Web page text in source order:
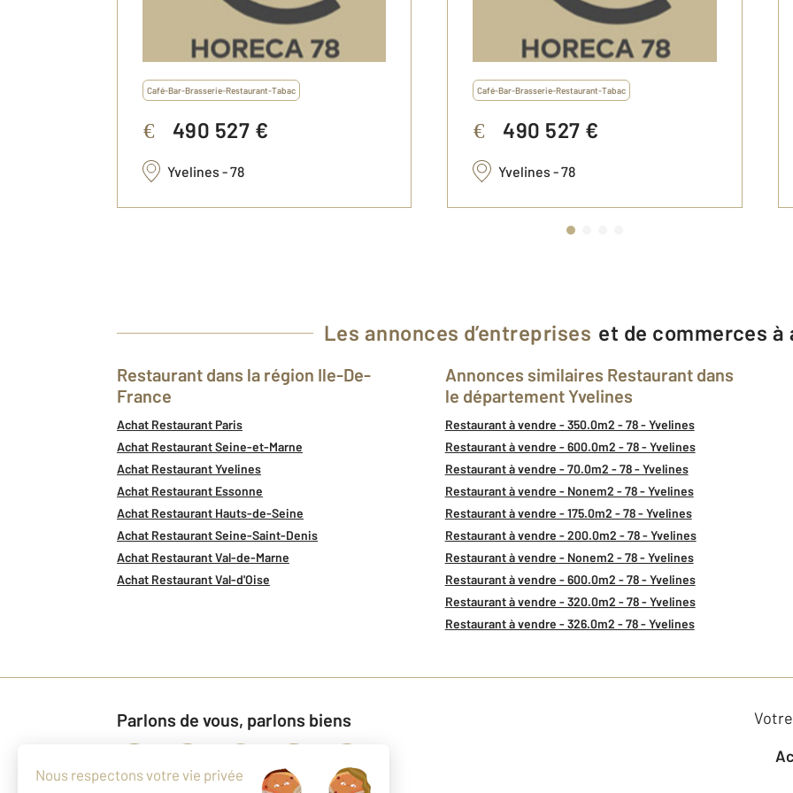
Café-Bar-Brasserie-Restaurant-Tabac
€ 490 527 €
Yvelines - 78
Café-Bar-Brasserie-Restaurant-Tabac
€ 490 527 €
Yvelines - 78
Les annonces d’entreprises et de commerces à
Restaurant dans la région Ile-De-
France
Achat Restaurant Paris
Achat Restaurant Seine-et-Marne
Achat Restaurant Yvelines
Achat Restaurant Essonne
Achat Restaurant Hauts-de-Seine
Achat Restaurant Seine-Saint-Denis
Achat Restaurant Val-de-Marne
Achat Restaurant Val-d'Oise
Annonces similaires Restaurant dans
le département Yvelines
Restaurant à vendre - 350.0m2 - 78 - Yvelines
Restaurant à vendre - 600.0m2 - 78 - Yvelines
Restaurant à vendre - 70.0m2 - 78 - Yvelines
Restaurant à vendre - Nonem2 - 78 - Yvelines
Restaurant à vendre - 175.0m2 - 78 - Yvelines
Restaurant à vendre - 200.0m2 - 78 - Yvelines
Restaurant à vendre - Nonem2 - 78 - Yvelines
Restaurant à vendre - 600.0m2 - 78 - Yvelines
Restaurant à vendre - 320.0m2 - 78 - Yvelines
Restaurant à vendre - 326.0m2 - 78 - Yvelines
Parlons de vous, parlons biens